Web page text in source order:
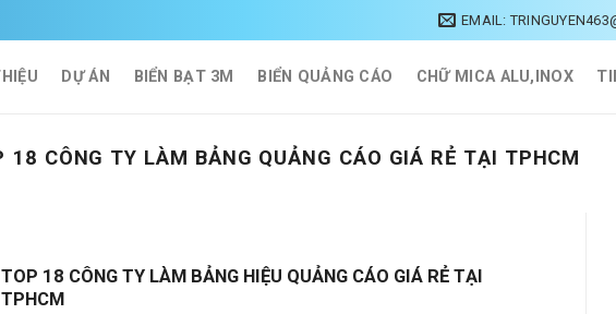
EMAIL:
DỰ ÁN BIỂN BẠT 3M BIỂN QUẢNG CÁO CHỮ MICA ALU,INOX
18 CÔNG TY LÀM BẢNG QUẢNG CÁO GIÁ RẺ TẠI TPHCM
TOP 18 CÔNG TY LÀM BẢNG HIỆU QUẢNG CÁO GIÁ RẺ TẠI
TPHCM